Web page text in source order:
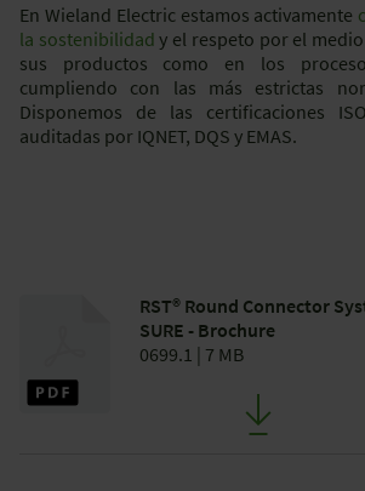
En Wieland Electric estamos activamente
la sostenibilidad y el respeto por el
sus productos como en los
cumpliendo con las más estrictas
Disponemos de las certificaciones
auditadas por IQNET, DQS y EMAS.
RST® Round Connector
SURE - Brochure
0699.1 | 7 MB